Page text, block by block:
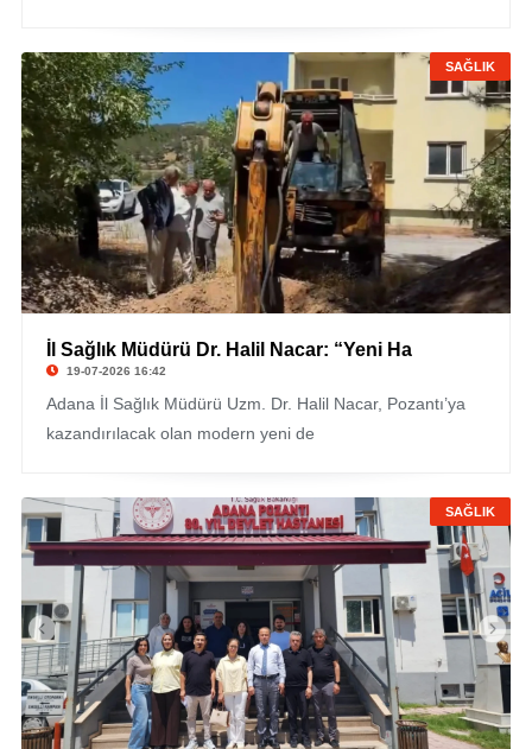
SAĞLIK
İl Sağlık Müdürü Dr. Halil Nacar: “Yeni Ha
19-07-2026 16:42
Adana İl Sağlık Müdürü Uzm. Dr. Halil Nacar, Pozantı’ya
kazandırılacak olan modern yeni de
SAĞLIK